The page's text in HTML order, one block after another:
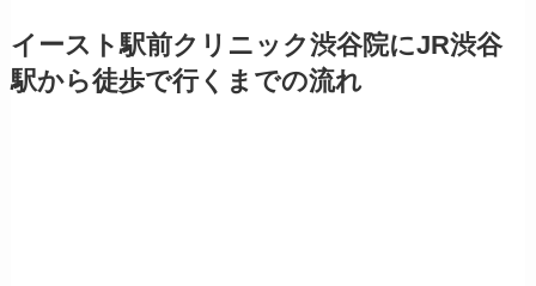
イースト駅前クリニック渋谷院にJR渋谷
駅から徒歩で行くまでの流れ